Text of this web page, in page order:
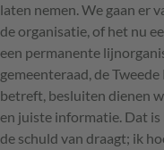
laten nemen. We gaan er
de organisatie, of het nu
een permanente
gemeenteraad, de
betreft, besluiten dienen
en juiste informatie. Dat is
de schuld van draagt; ik